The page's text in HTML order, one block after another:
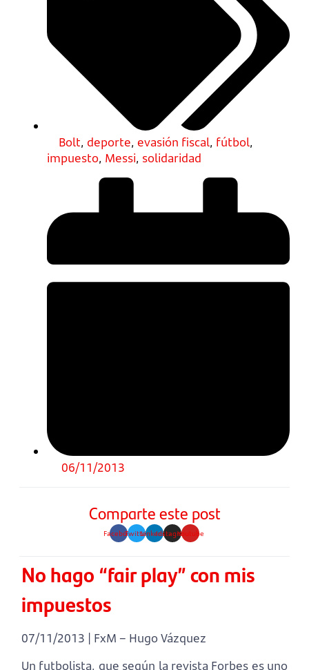
Bolt, deporte, evasión fiscal, fútbol,
impuesto, Messi, solidaridad
06/11/2013
Comparte este post
FacebookTwitterLinkedinInstagramYoutube
No hago “fair play” con mis
impuestos
07/11/2013 | FxM – Hugo Vázquez
Un futbolista, que según la revista Forbes es uno